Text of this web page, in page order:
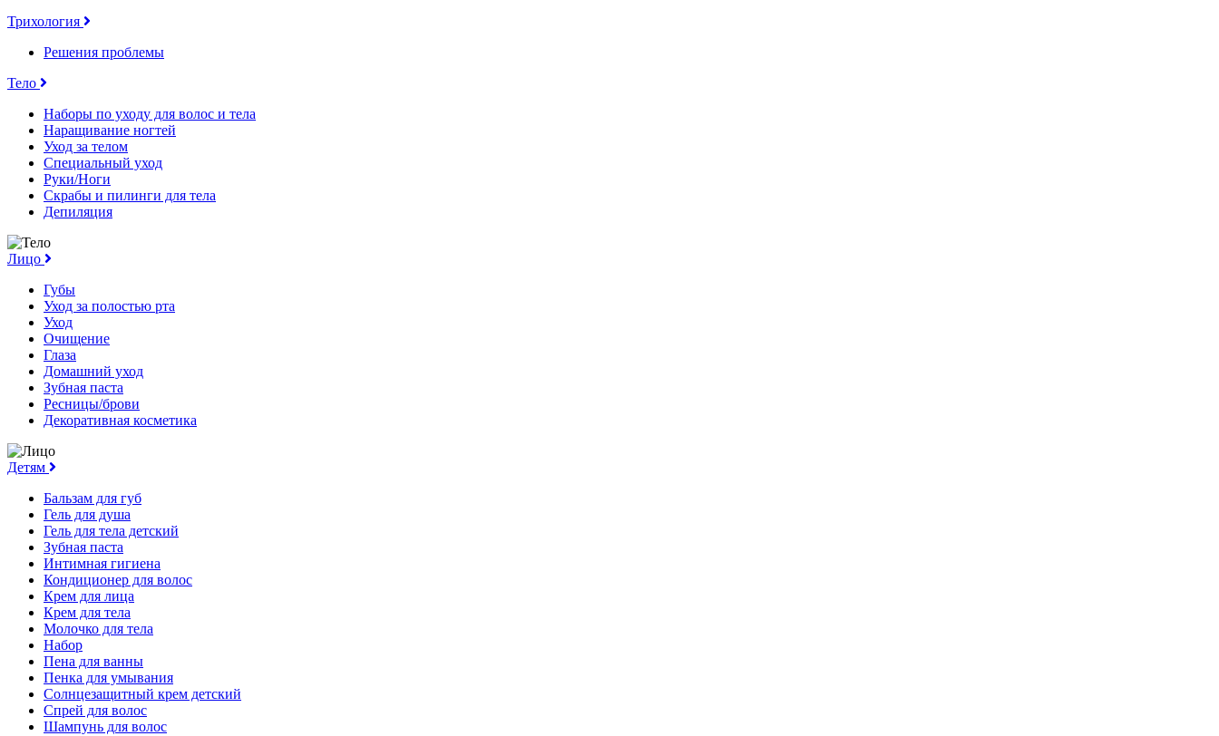
Трихология
Решения проблемы
Тело
Наборы по уходу для волос и тела
Наращивание ногтей
Уход за телом
Специальный уход
Руки/Ноги
Скрабы и пилинги для тела
Депиляция
Лицо
Губы
Уход за полостью рта
Уход
Очищение
Глаза
Домашний уход
Зубная паста
Ресницы/брови
Декоративная косметика
Детям
Бальзам для губ
Гель для душа
Гель для тела детский
Зубная паста
Интимная гигиена
Кондиционер для волос
Крем для лица
Крем для тела
Молочко для тела
Набор
Пена для ванны
Пенка для умывания
Солнцезащитный крем детский
Спрей для волос
Шампунь для волос